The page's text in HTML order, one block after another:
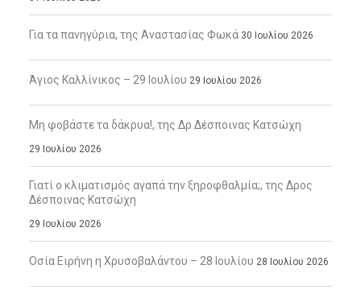
Για τα πανηγύρια, της Αναστασίας Φωκά 30 Ιουλίου 2026
Άγιος Καλλίνικος – 29 Ιουλίου 29 Ιουλίου 2026
Μη φοβάστε τα δάκρυα!, της Δρ Δέσποινας Κατσώχη
29 Ιουλίου 2026
Γιατί ο κλιματισμός αγαπά την ξηροφθαλμία;, της Δρος
Δέσποινας Κατσώχη
29 Ιουλίου 2026
Οσία Ειρήνη η Χρυσοβαλάντου – 28 Ιουλίου 28 Ιουλίου 2026